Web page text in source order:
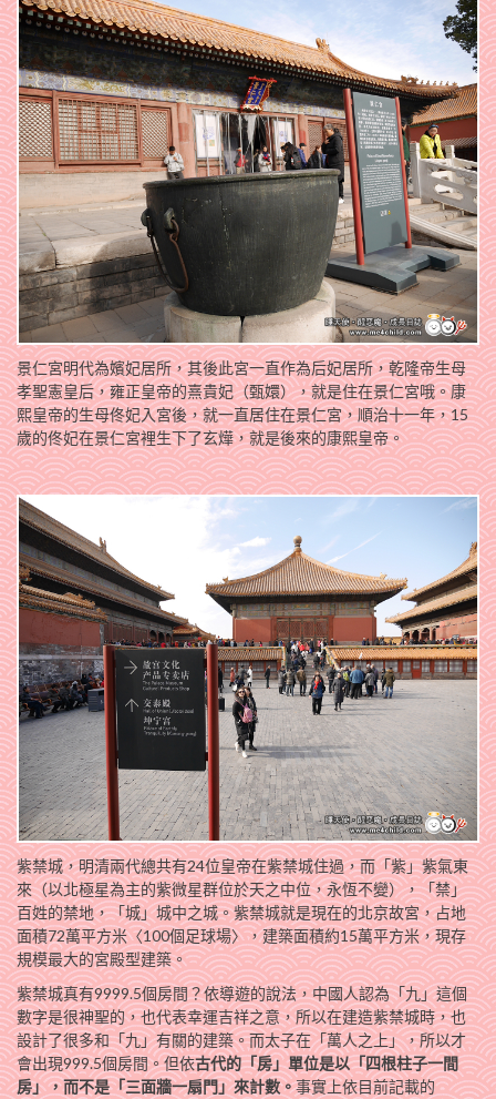
景仁宮明代為嬪妃居所，其後此宮一直作為后妃居所，乾隆帝生母
孝聖憲皇后，雍正皇帝的熹貴妃（甄嬛），就是住在景仁宮哦。康
熙皇帝的生母佟妃入宮後，就一直居住在景仁宮，順治十一年，15
歲的佟妃在景仁宮裡生下了玄燁，就是後來的康熙皇帝。
紫禁城，明清兩代總共有24位皇帝在紫禁城住過，而「紫」紫氣東
來（以北極星為主的紫微星群位於天之中位，永恆不變），「禁」
百姓的禁地，「城」城中之城。紫禁城就是現在的北京故宮，占地
面積72萬平方米〈100個足球場〉，建築面積約15萬平方米，現存
規模最大的宮殿型建築。
紫禁城真有9999.5個房間？依導遊的說法，中國人認為「九」這個
數字是很神聖的，也代表幸運吉祥之意，所以在建造紫禁城時，也
設計了很多和「九」有關的建築。而太子在「萬人之上」，所以才
會出現999.5個房間。但依古代的「房」單位是以「四根柱子一間
房」，而不是「三面牆一扇門」來計數。事實上依目前記載的